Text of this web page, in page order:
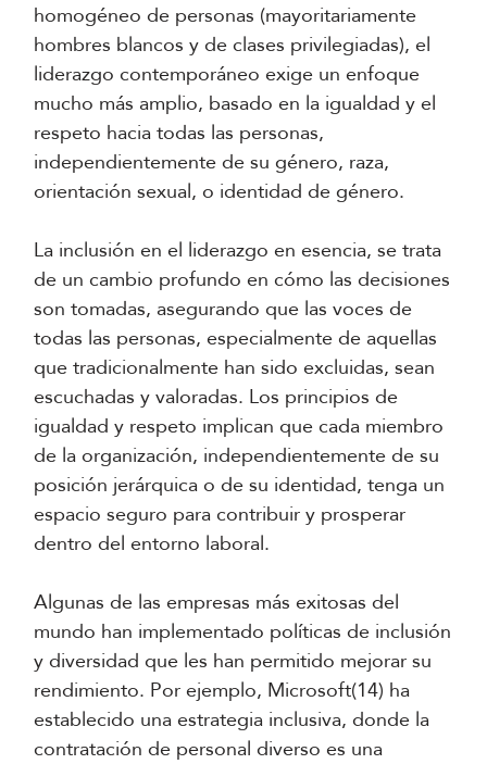
homogéneo de personas (mayoritariamente
hombres blancos y de clases privilegiadas), el
liderazgo contemporáneo exige un enfoque
mucho más amplio, basado en la igualdad y el
respeto hacia todas las personas,
independientemente de su género, raza,
orientación sexual, o identidad de género.
La inclusión en el liderazgo en esencia, se trata
de un cambio profundo en cómo las decisiones
son tomadas, asegurando que las voces de
todas las personas, especialmente de aquellas
que tradicionalmente han sido excluidas, sean
escuchadas y valoradas. Los principios de
igualdad y respeto implican que cada miembro
de la organización, independientemente de su
posición jerárquica o de su identidad, tenga un
espacio seguro para contribuir y prosperar
dentro del entorno laboral.
Algunas de las empresas más exitosas del
mundo han implementado políticas de inclusión
y diversidad que les han permitido mejorar su
rendimiento. Por ejemplo, Microsoft(14) ha
establecido una estrategia inclusiva, donde la
contratación de personal diverso es una